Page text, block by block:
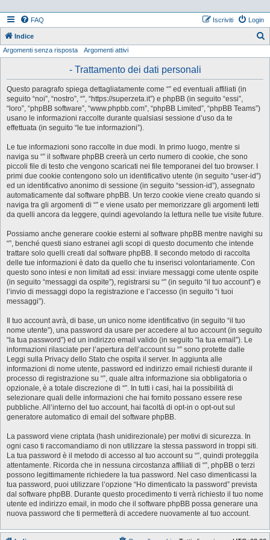
FAQ Login
Iscriviti
Indice
Argomenti senza risposta Argomenti attivi
- Trattamento dei dati personali
Questo paragrafo spiega dettagliatamente come “” ed eventuali affiliati (in
seguito “noi”, “nostro”, “”, “https://superzeta.it”) e phpBB (in seguito “essi”,
“loro”, “phpBB software”, “www.phpbb.com”, “phpBB Limited”, “phpBB Teams”)
usano le informazioni raccolte durante qualsiasi sessione d’uso da te
effettuata (in seguito “le tue informazioni”).
Le tue informazioni sono raccolte in due modi. In primo luogo, mentre si
naviga su “” il software phpBB creerà un certo numero di cookie, che sono
piccoli file di testo che vengono scaricati nei file temporanei del tuo browser. I
primi due cookie contengono solo un identificativo utente (in seguito “user-id”)
ed un identificativo anonimo di sessione (in seguito “session-id”), assegnato
automaticamente dal software phpBB. Un terzo cookie viene creato quando si
naviga tra gli argomenti di “” e viene usato per memorizzare gli argomenti letti
da quelli ancora da leggere, quindi agevolando la lettura nelle tue visite future.
Possiamo anche generare cookie esterni al software phpBB mentre navighi su
“”, benché questi siano estranei agli scopi di questo documento che intende
trattare solo quelli creati dal software phpBB. Il secondo metodo di raccolta
delle tue informazioni è dato da quello che tu inserisci volontariamente. Con
questo sono intesi e non limitati ad essi: inviare messaggi come utente ospite
(in seguito “messaggi da ospite”), registrarsi su “” (in seguito “il tuo account”) e
l’invio di messaggi dopo la registrazione e l’accesso (in seguito “i tuoi
messaggi”).
Il tuo account avrà, di base, un unico nome identificativo (in seguito “il tuo
nome utente”), una password da usare per accedere al tuo account (in seguito
“la tua password”) ed un indirizzo email valido (in seguito “la tua email”). Le
informazioni rilasciate per l’apertura dell’account su “” sono protette dalle
Leggi sulla Privacy dello Stato che ospita il server. In aggiunta alle
informazioni di nome utente, password ed indirizzo email richiesti durante il
processo di registrazione su “”, quale altra informazione sia obbligatoria o
opzionale, è a totale discrezione di “”. In tutti i casi, hai la possibilità di
selezionare quali delle informazioni che hai fornito possano essere rese
pubbliche. All’interno del tuo account, hai facoltà di opt-in o opt-out sul
generatore automatico di email del software phpBB.
La password viene criptata (hash unidirezionale) per motivi di sicurezza. In
ogni caso ti raccomandiamo di non utilizzare la stessa password in troppi siti.
La tua password è il metodo di accesso al tuo account su “”, quindi proteggila
attentamente. Ricorda che in nessuna circostanza affiliati di “”, phpBB o terzi
possono legittimamente richiedere la tua password. Nel caso dimenticassi la
tua password, puoi utilizzare l’opzione “Ho dimenticato la password” prevista
dal software phpBB. Durante questo procedimento ti verrà richiesto il tuo nome
utente ed indirizzo email, in modo che il software phpBB possa generare una
nuova password che ti permetterà di accedere nuovamente al tuo account.